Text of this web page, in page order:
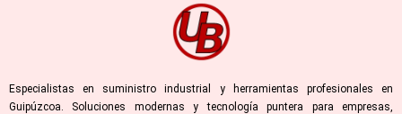
Especialistas en suministro industrial y herramientas profesionales en
Guipúzcoa. Soluciones modernas y tecnología puntera para empresas,